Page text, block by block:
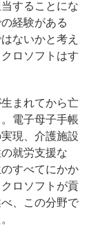
することにな
経験がある
ないかと考え
ロソフトはす
まれてから亡
電子母子手帳
現、介護施設
就労支援な
すべてにかか
ロソフトが貢
、この分野で